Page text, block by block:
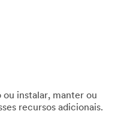
instalar, manter ou
recursos adicionais.